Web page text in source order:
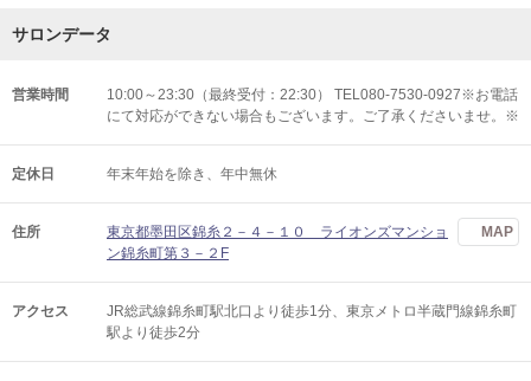
サロンデータ
営業時間
10:00～23:30（最終受付：22:30） TEL080-7530-0927※お電話
にて対応ができない場合もございます。ご了承くださいませ。※
定休日 年末年始を除き、年中無休
住所
東京都墨田区錦糸２－４－１０ ライオンズマンショ
ン錦糸町第３－２F
MAP
アクセス
JR総武線錦糸町駅北口より徒歩1分、東京メトロ半蔵門線錦糸町
駅より徒歩2分